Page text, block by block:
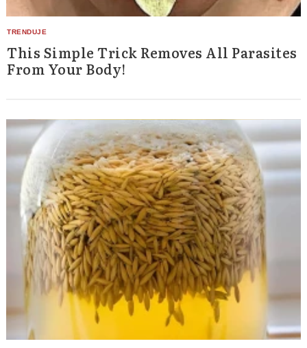
This Simple Trick Removes All Parasites
From Your Body!